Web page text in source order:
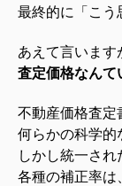
最終的に「こう
あえて言います
査定価格なんて
不動産価格査定
何らかの科学的
しかし統一され
各種の補正率は